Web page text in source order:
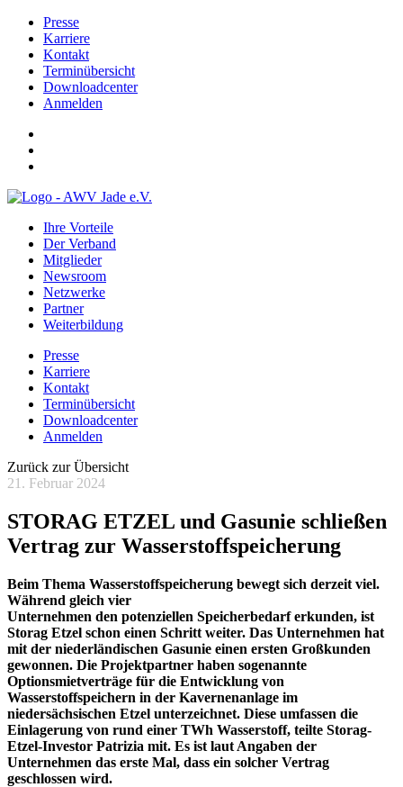
Presse
Karriere
Kontakt
Terminübersicht
Downloadcenter
Anmelden
Ihre Vorteile
Der Verband
Mitglieder
Newsroom
Netzwerke
Partner
Weiterbildung
Presse
Karriere
Kontakt
Terminübersicht
Downloadcenter
Anmelden
Zurück zur Übersicht
21. Februar 2024
STORAG ETZEL und Gasunie schließen
Vertrag zur Wasserstoffspeicherung
Beim Thema Wasserstoffspeicherung bewegt sich derzeit viel.
Während gleich vier
Unternehmen den potenziellen Speicherbedarf erkunden, ist
Storag Etzel schon einen Schritt weiter. Das Unternehmen hat
mit der niederländischen Gasunie einen ersten Großkunden
gewonnen. Die Projektpartner haben sogenannte
Optionsmietverträge für die Entwicklung von
Wasserstoffspeichern in der Kavernenanlage im
niedersächsischen Etzel unterzeichnet. Diese umfassen die
Einlagerung von rund einer TWh Wasserstoff, teilte Storag-
Etzel-Investor Patrizia mit. Es ist laut Angaben der
Unternehmen das erste Mal, dass ein solcher Vertrag
geschlossen wird.